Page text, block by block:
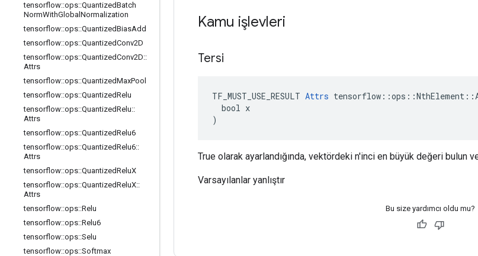
tensorflow::ops::QuantizedBatch
NormWithGlobal Normalization
tensorflow::ops::QuantizedBiasAdd
tensorflow::ops::QuantizedConv2D
tensorflow::ops::QuantizedConv2D::
Attrs
tensorflow::ops::QuantizedMaxPool
tensorflow::ops::QuantizedRelu
tensorflow::ops::QuantizedRelu::
Attrs
tensorflow::ops::QuantizedRelu6
tensorflow::ops::QuantizedRelu6::
Attrs
tensorflow::ops::QuantizedReluX
tensorflow::ops::QuantizedReluX::
Attrs
tensorflow::ops::Relu
tensorflow::ops::Relu6
tensorflow::ops::Selu
tensorflow::ops::Softmax
Kamu işlevleri
Tersi
TF_MUST_USE_RESULT Attrs
  bool x
)
True olarak ayarlandığında, vektördeki n'inci en büyük değeri bulun
Varsayılanlar yanlıştır
Bu size yardımcı oldu mu?